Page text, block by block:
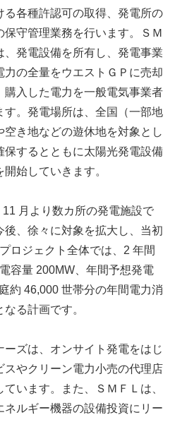
各種許認可の取得、発電所の
守管理業務を行います。ＳＭ
、発電設備を所有し、発電事業
力の全量をウエストＧＰに売却
購入した電力を一般電気事業者
す。発電場所は、全国（一部地
き地などの遊休地を対象とし
保するとともに太陽光発電設備
始していきます。
月より数カ所の発電施設で
、徐々に対象を拡大し、当初
ロジェクト全体では、2 年間
容量 200MW、年間予想発電
約 46,000 世帯分の年間電力消
る計画です。
ズは、オンサイト発電をはじ
やクリーン電力小売の代理店
います。また、ＳＭＦＬは、
ルギー機器の設備投資にリー